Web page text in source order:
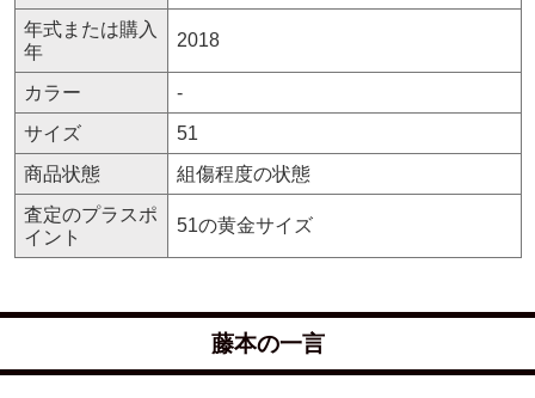
年式または購入
年
2018
カラー
-
サイズ
51
商品状態
組傷程度の状態
査定のプラスポ
イント
51の黄金サイズ
藤本の一言